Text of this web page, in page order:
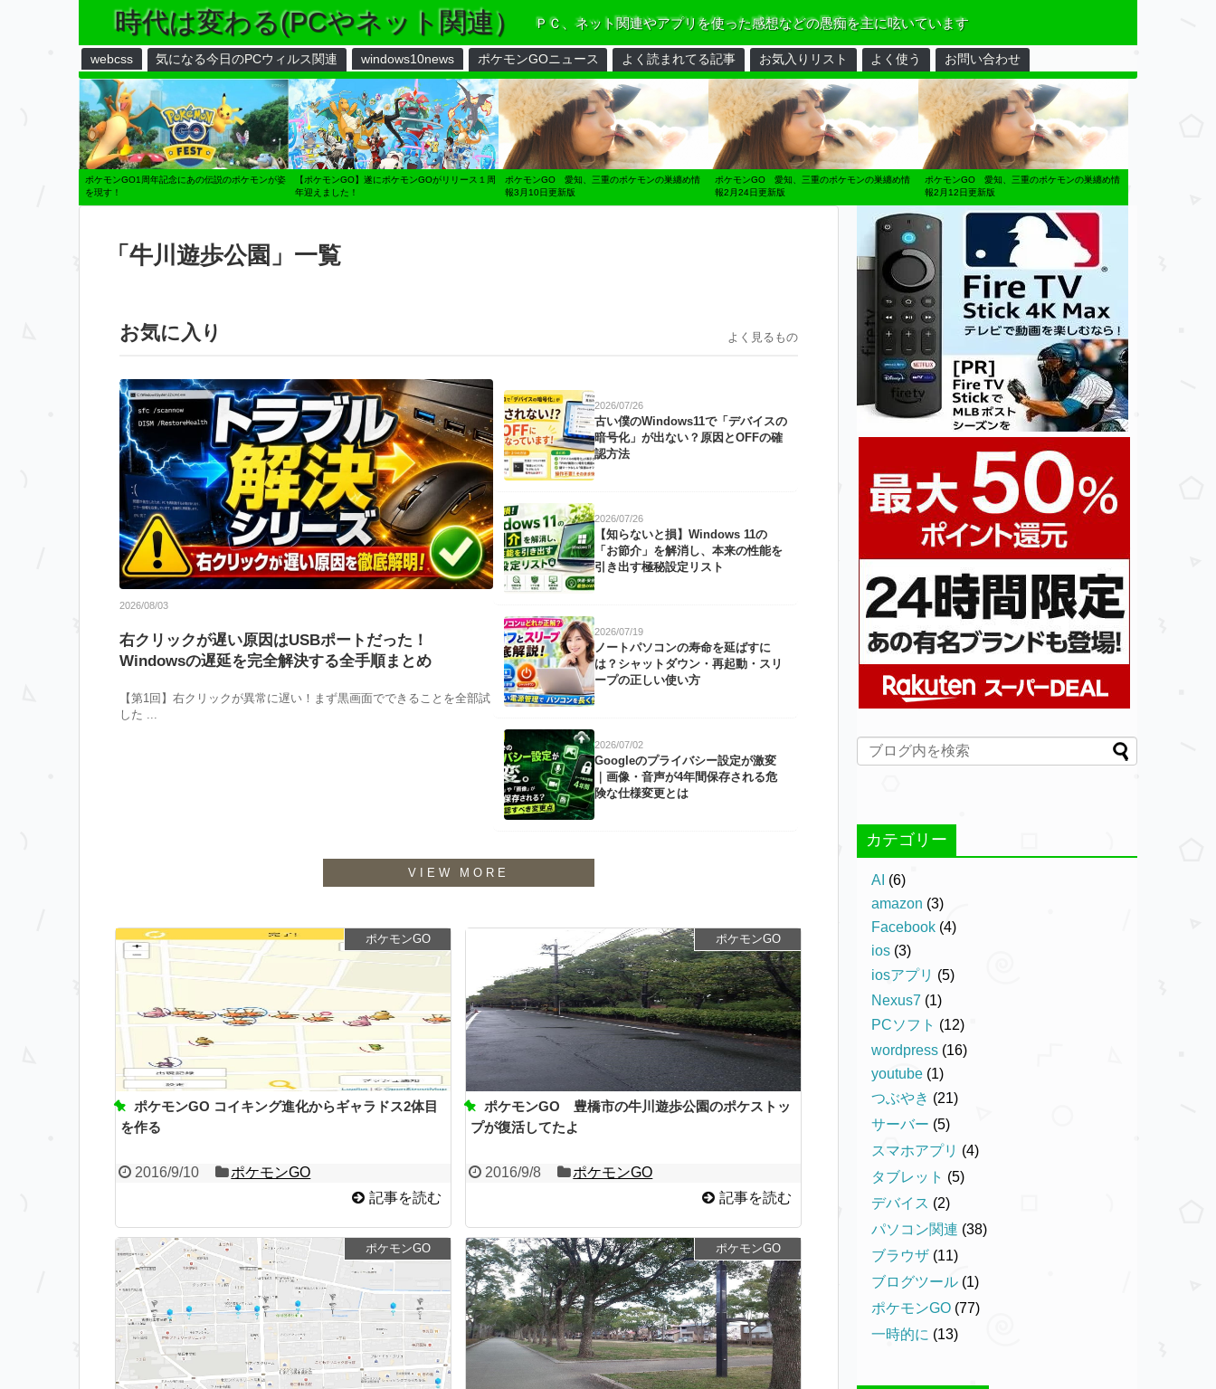
時代は変わる(PCやネット関連） ＰＣ、ネット関連やアプリを使った感想などの愚痴を主に呟いています
webcss 気になる今日のPCウィルス関連 windows10news ポケモンGOニュース よく読まれてる記事 お気入りリスト よく使う お問い合わせ
ポケモンGO1周年記念にあの伝説のポケモンが姿
を現す！
【ポケモンGO】遂にポケモンGOがリリース１周
年迎えました！
ポケモンGO 愛知、三重のポケモンの巣纏め情
報3月10日更新版
ポケモンGO 愛知、三重のポケモンの巣纏め情
報2月24日更新版
ポケモンGO 愛知、三重のポケモンの巣纏め情
報2月12日更新版
「 牛川遊歩公園 」 一覧
お気に入り よく見るもの
2026/08/03
右クリックが遅い原因はUSBポートだった！
Windowsの遅延を完全解決する全手順まとめ
【第1回】右クリックが異常に遅い！まず黒画面でできることを全部試
した ...
2026/07/26
古い僕のWindows11で「デバイスの
暗号化」が出ない？原因とOFFの確
認方法
2026/07/26
【知らないと損】Windows 11の
「お節介」を解消し、本来の性能を
引き出す極秘設定リスト
2026/07/19
ノートパソコンの寿命を延ばすに
は？シャットダウン・再起動・スリ
ープの正しい使い方
2026/07/02
Googleのプライバシー設定が激変
｜画像・音声が4年間保存される危
険な仕様変更とは
VIEW MORE
ポケモンGO
ポケモンGO コイキング進化からギャラドス2体目
を作る
2016/9/10
ポケモンGO
記事を読む
ポケモンGO
ポケモンGO 豊橋市の牛川遊歩公園のポケストッ
プが復活してたよ
2016/9/8
ポケモンGO
記事を読む
ポケモンGO ポケモンGO
カテゴリー
AI (6)
amazon (3)
Facebook (4)
ios (3)
iosアプリ (5)
Nexus7 (1)
PCソフト (12)
wordpress (16)
youtube (1)
つぶやき (21)
サーバー (5)
スマホアプリ (4)
タブレット (5)
デバイス (2)
パソコン関連 (38)
ブラウザ (11)
ブログツール (1)
ポケモンGO (77)
一時的に (13)